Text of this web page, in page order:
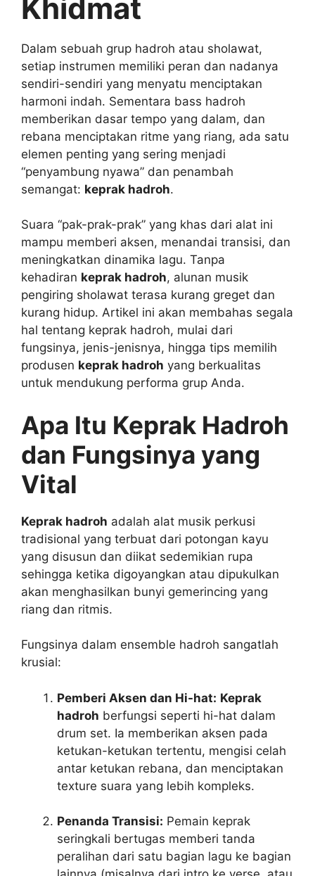
Khidmat
Dalam sebuah grup hadroh atau sholawat,
setiap instrumen memiliki peran dan nadanya
sendiri-sendiri yang menyatu menciptakan
harmoni indah. Sementara bass hadroh
memberikan dasar tempo yang dalam, dan
rebana menciptakan ritme yang riang, ada satu
elemen penting yang sering menjadi
“penyambung nyawa” dan penambah
semangat: keprak hadroh.
Suara “pak-prak-prak” yang khas dari alat ini
mampu memberi aksen, menandai transisi, dan
meningkatkan dinamika lagu. Tanpa
kehadiran keprak hadroh, alunan musik
pengiring sholawat terasa kurang greget dan
kurang hidup. Artikel ini akan membahas segala
hal tentang keprak hadroh, mulai dari
fungsinya, jenis-jenisnya, hingga tips memilih
produsen keprak hadroh yang berkualitas
untuk mendukung performa grup Anda.
Apa Itu Keprak Hadroh
dan Fungsinya yang
Vital
Keprak hadroh adalah alat musik perkusi
tradisional yang terbuat dari potongan kayu
yang disusun dan diikat sedemikian rupa
sehingga ketika digoyangkan atau dipukulkan
akan menghasilkan bunyi gemerincing yang
riang dan ritmis.
Fungsinya dalam ensemble hadroh sangatlah
krusial:
Pemberi Aksen dan Hi-hat: Keprak
hadroh berfungsi seperti hi-hat dalam
drum set. Ia memberikan aksen pada
ketukan-ketukan tertentu, mengisi celah
antar ketukan rebana, dan menciptakan
texture suara yang lebih kompleks.
Penanda Transisi: Pemain keprak
seringkali bertugas memberi tanda
peralihan dari satu bagian lagu ke bagian